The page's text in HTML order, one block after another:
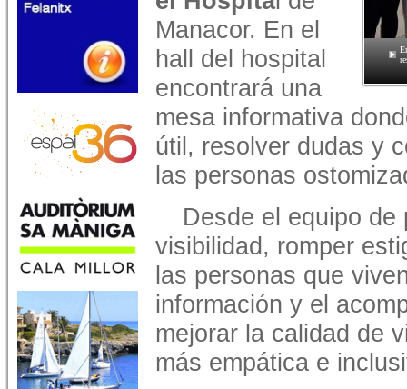
Manacor. En el
hall del hospital
encontrará una
mesa informativa
útil, resolver dudas y
las personas
Desde el equipo de
visibilidad, romper
las personas que
información y el
mejorar la calidad de
más empática e